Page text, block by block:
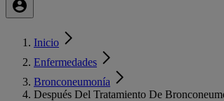
Inicio
Enfermedades
Bronconeumonía
Después Del Tratamiento De